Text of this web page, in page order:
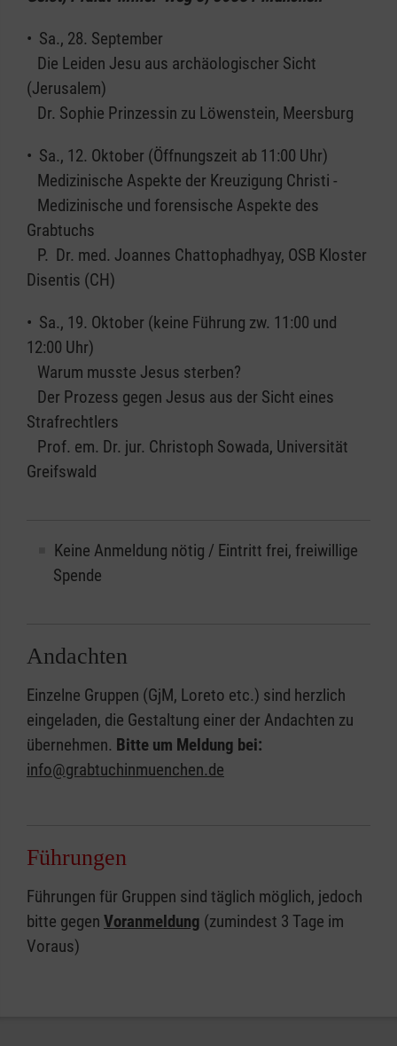
• Sa., 28. September
Die Leiden Jesu aus archäologischer Sicht
(Jerusalem)
Dr. Sophie Prinzessin zu Löwenstein, Meersburg
• Sa., 12. Oktober (Öffnungszeit ab 11:00 Uhr)
Medizinische Aspekte der Kreuzigung Christi -
Medizinische und forensische Aspekte des
Grabtuchs
P. Dr. med. Joannes Chattophadhyay, OSB Kloster
Disentis (CH)
• Sa., 19. Oktober (keine Führung zw. 11:00 und
12:00 Uhr)
Warum musste Jesus sterben?
Der Prozess gegen Jesus aus der Sicht eines
Strafrechtlers
Prof. em. Dr. jur. Christoph Sowada, Universität
Greifswald
Keine Anmeldung nötig / Eintritt frei, freiwillige
Spende
Andachten
Einzelne Gruppen (GjM, Loreto etc.) sind herzlich
eingeladen, die Gestaltung einer der Andachten zu
übernehmen. Bitte um Meldung bei:
info@grabtuchinmuenchen.de
Führungen
Führungen für Gruppen sind täglich möglich, jedoch
bitte gegen Voranmeldung (zumindest 3 Tage im
Voraus)